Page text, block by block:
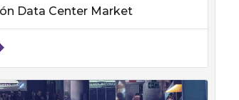
Data Center Market